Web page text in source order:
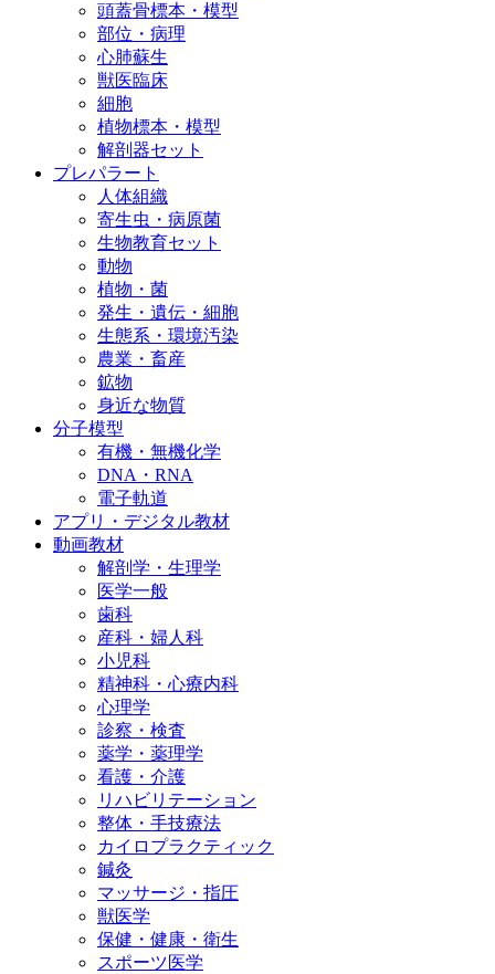
頭蓋骨標本・模型
部位・病理
心肺蘇生
獣医臨床
細胞
植物標本・模型
解剖器セット
プレパラート
人体組織
寄生虫・病原菌
生物教育セット
動物
植物・菌
発生・遺伝・細胞
生態系・環境汚染
農業・畜産
鉱物
身近な物質
分子模型
有機・無機化学
DNA・RNA
電子軌道
アプリ・デジタル教材
動画教材
解剖学・生理学
医学一般
歯科
産科・婦人科
小児科
精神科・心療内科
心理学
診察・検査
薬学・薬理学
看護・介護
リハビリテーション
整体・手技療法
カイロプラクティック
鍼灸
マッサージ・指圧
獣医学
保健・健康・衛生
スポーツ医学